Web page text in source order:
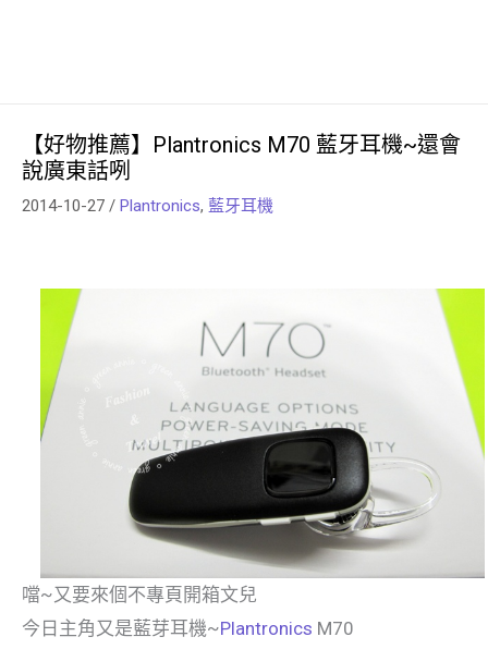
【好物推薦】Plantronics M70 藍牙耳機~還會
說廣東話咧
2014-10-27 / Plantronics, 藍牙耳機
噹~又要來個不專頁開箱文兒
今日主角又是藍芽耳機~Plantronics M70